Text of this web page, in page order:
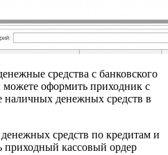
средства с банковского
можете оформить приходник с
денежных средств в
средств по кредитам и
кассовый ордер